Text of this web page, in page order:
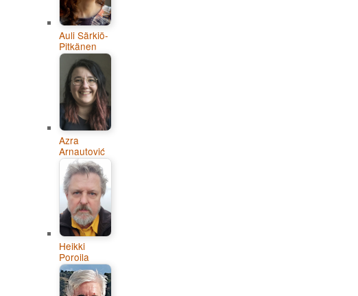
Auli Särkiö-
Pitkänen
Azra
Arnautović
Heikki
Poroila